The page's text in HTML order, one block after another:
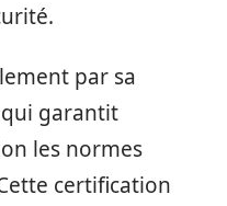
par sa
qui garantit
les normes
certification